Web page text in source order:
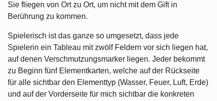
Sie fliegen von Ort zu Ort, um nicht mit dem Gift in
Berührung zu kommen.
Spielerisch ist das ganze so umgesetzt, dass jede
Spielerin ein Tableau mit zwölf Feldern vor sich liegen hat,
auf denen Verschmutzungsmarker liegen. Jeder bekommt
zu Beginn fünf Elementkarten, welche auf der Rückseite
für alle sichtbar den Elementtyp (Wasser, Feuer, Luft, Erde)
und auf der Vorderseite für mich sichtbar die konkreten